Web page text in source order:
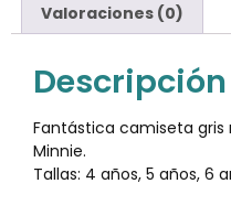
Valoraciones (0)
Descripción
Fantástica camiseta
Minnie.
Tallas: 4 años, 5 años, 6